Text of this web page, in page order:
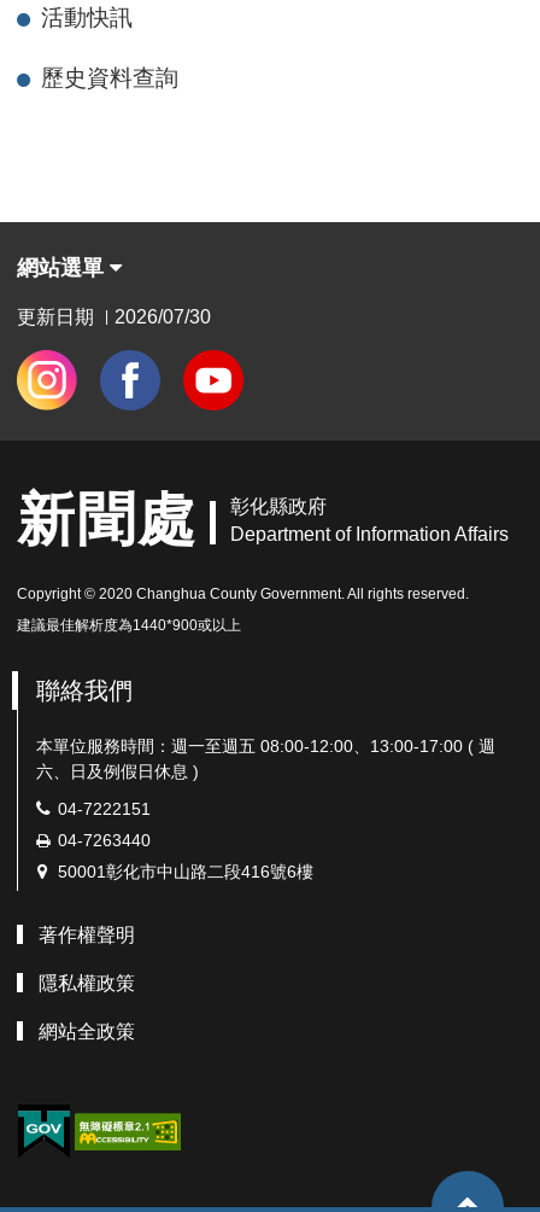
活動快訊
歷史資料查詢
網站選單
更新日期 2026/07/30
新聞處
彰化縣政府
Department of Information Affairs
Copyright © 2020 Changhua County Government. All rights reserved.
建議最佳解析度為1440*900或以上
聯絡我們
本單位服務時間：週一至週五 08:00-12:00、13:00-17:00 ( 週
六、日及例假日休息 )
電
話：
04-7222151
傳
真：
04-7263440
地
50001彰化市中山路二段416號6樓
著作權聲明
隱私權政策
網站全政策